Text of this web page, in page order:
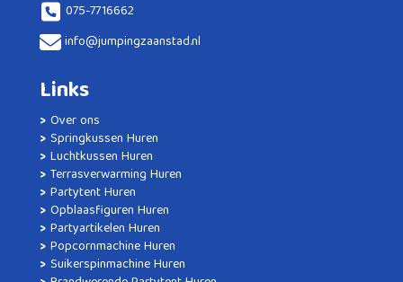
075-7716662
info@jumpingzaanstad.nl
Links
Over ons
Springkussen Huren
Luchtkussen Huren
Terrasverwarming Huren
Partytent Huren
Opblaasfiguren Huren
Partyartikelen Huren
Popcornmachine Huren
Suikerspinmachine Huren